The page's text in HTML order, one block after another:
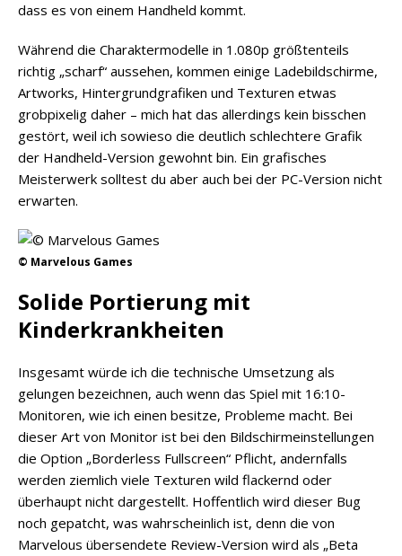
dass es von einem Handheld kommt.
Während die Charaktermodelle in 1.080p größtenteils
richtig „scharf“ aussehen, kommen einige Ladebildschirme,
Artworks, Hintergrundgrafiken und Texturen etwas
grobpixelig daher – mich hat das allerdings kein bisschen
gestört, weil ich sowieso die deutlich schlechtere Grafik
der Handheld-Version gewohnt bin. Ein grafisches
Meisterwerk solltest du aber auch bei der PC-Version nicht
erwarten.
© Marvelous Games
Solide Portierung mit
Kinderkrankheiten
Insgesamt würde ich die technische Umsetzung als
gelungen bezeichnen, auch wenn das Spiel mit 16:10-
Monitoren, wie ich einen besitze, Probleme macht. Bei
dieser Art von Monitor ist bei den Bildschirmeinstellungen
die Option „Borderless Fullscreen“ Pflicht, andernfalls
werden ziemlich viele Texturen wild flackernd oder
überhaupt nicht dargestellt. Hoffentlich wird dieser Bug
noch gepatcht, was wahrscheinlich ist, denn die von
Marvelous übersendete Review-Version wird als „Beta